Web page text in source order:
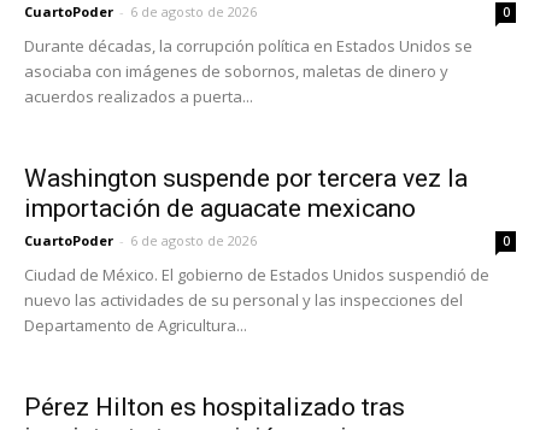
CuartoPoder - 6 de agosto de 2026 0
Durante décadas, la corrupción política en Estados Unidos se
asociaba con imágenes de sobornos, maletas de dinero y
acuerdos realizados a puerta...
Washington suspende por tercera vez la
importación de aguacate mexicano
CuartoPoder - 6 de agosto de 2026 0
Ciudad de México. El gobierno de Estados Unidos suspendió de
nuevo las actividades de su personal y las inspecciones del
Departamento de Agricultura...
Pérez Hilton es hospitalizado tras